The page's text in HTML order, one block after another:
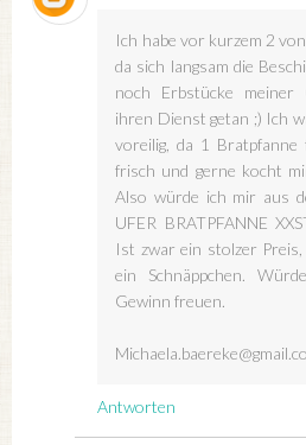
Ich habe vor kurzem 2
da sich langsam die
noch Erbstücke meiner
ihren Dienst getan ;) Ich
voreilig, da 1
frisch und gerne kocht
Also würde ich mir aus
UFER BRATPFANNE
Ist zwar ein stolzer
ein Schnäppchen.
Gewinn freuen.
Antworten